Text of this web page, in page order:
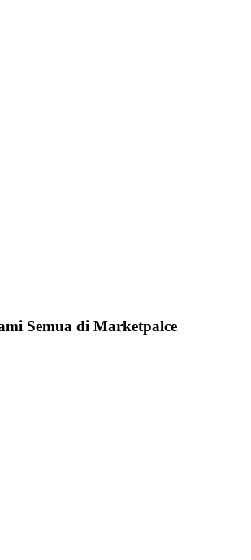
Semua di Marketpalce